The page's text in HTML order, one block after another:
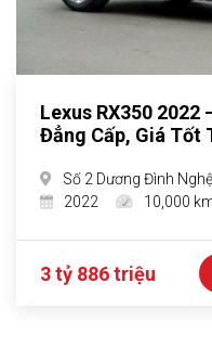
Lexus RX350 2022
Đẳng Cấp, Giá Tốt
Số 2 Dương Đình
2022
10,000
3 tỷ 886 triệu